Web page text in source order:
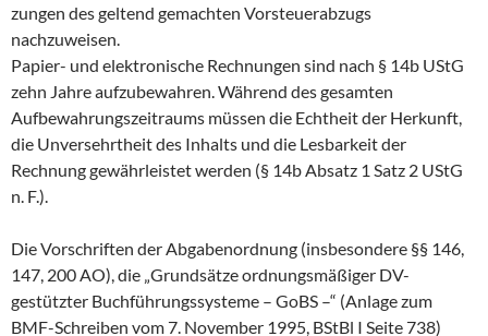
zungen des geltend gemachten Vorsteuerabzugs
nachzuweisen.
Papier- und elektronische Rechnungen sind nach § 14b UStG
zehn Jahre aufzubewahren. Während des gesamten
Aufbewahrungszeitraums müssen die Echtheit der Herkunft,
die Unversehrtheit des Inhalts und die Lesbarkeit der
Rechnung gewährleistet werden (§ 14b Absatz 1 Satz 2 UStG
n. F.).
Die Vorschriften der Abgabenordnung (insbesondere §§ 146,
147, 200 AO), die „Grundsätze ordnungsmäßiger DV-
gestützter Buchführungssysteme – GoBS –“ (Anlage zum
BMF-Schreiben vom 7. November 1995, BStBl I Seite 738)